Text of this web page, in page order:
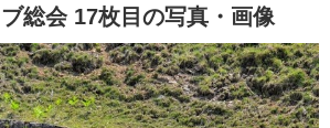
四国
沖縄
総会 17枚目の写真・画像